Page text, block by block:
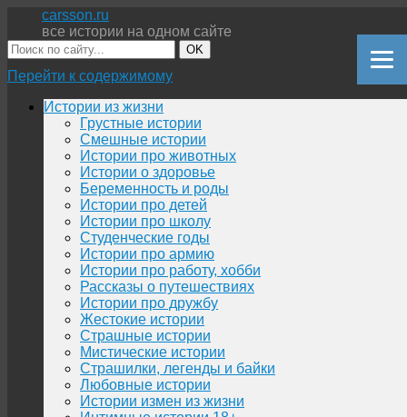
carsson.ru
все истории на одном сайте
OK
Перейти к содержимому
Истории из жизни
Грустные истории
Смешные истории
Истории про животных
Истории о здоровье
Беременность и роды
Истории про детей
Истории про школу
Студенческие годы
Истории про армию
Истории про работу, хобби
Рассказы о путешествиях
Истории про дружбу
Жестокие истории
Страшные истории
Мистические истории
Страшилки, легенды и байки
Любовные истории
Истории измен из жизни